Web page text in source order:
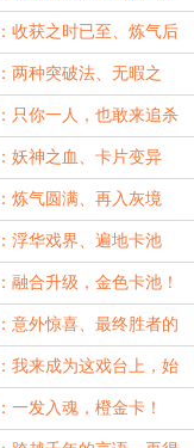
）
收获之时已至、炼气后
两种突破法、无暇之
果
只你一人，也敢来追杀
妖神之血、卡片变异
炼气圆满、再入灰境
浮华戏界、遍地卡池
融合升级，金色卡池！
）
意外惊喜、最终胜者的
我来成为这戏台上，始
角
一发入魂，橙金卡！